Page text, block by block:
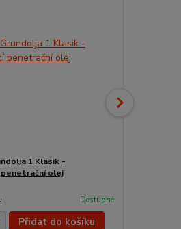
1 Klasik -
penetrační olej
Dostupné
Přidat do košíku